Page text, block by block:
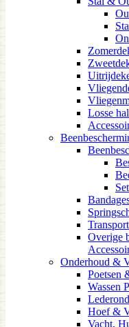
Losse
Overige
Onderhoud &
Poetsen
Wassen
Hoef &
Vacht,